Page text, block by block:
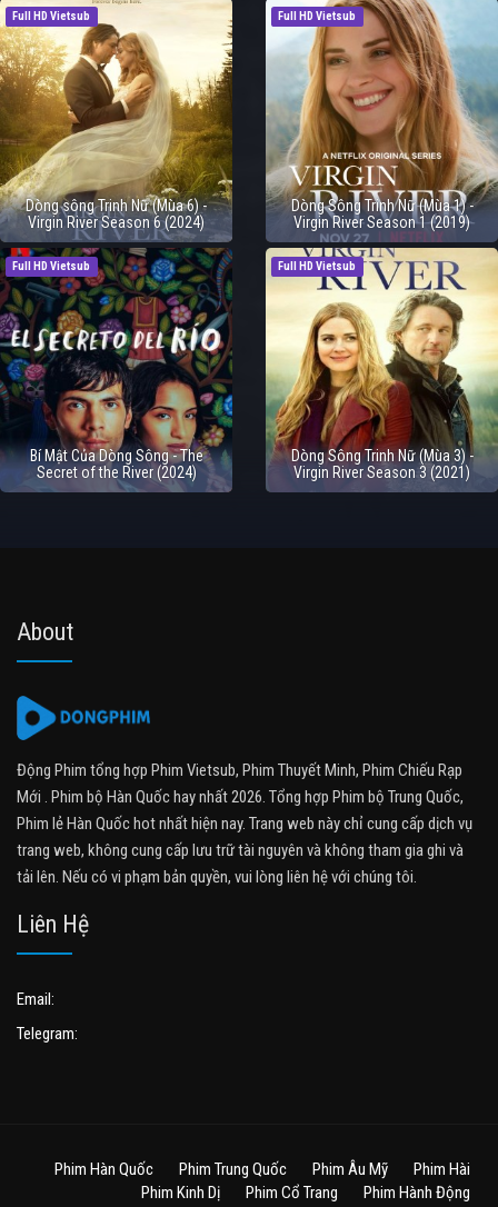
Full HD Vietsub
Dòng sông Trinh Nữ (Mùa 6) -
Virgin River Season 6 (2024)
Full HD Vietsub
Dòng Sông Trinh Nữ (Mùa 1) -
Virgin River Season 1 (2019)
Full HD Vietsub
Bí Mật Của Dòng Sông - The
Secret of the River (2024)
Full HD Vietsub
Dòng Sông Trinh Nữ (Mùa 3) -
Virgin River Season 3 (2021)
About
Động Phim tổng hợp Phim Vietsub, Phim Thuyết Minh, Phim Chiếu Rạp
Mới . Phim bộ Hàn Quốc hay nhất 2026. Tổng hợp Phim bộ Trung Quốc,
Phim lẻ Hàn Quốc hot nhất hiện nay. Trang web này chỉ cung cấp dịch vụ
trang web, không cung cấp lưu trữ tài nguyên và không tham gia ghi và
tải lên. Nếu có vi phạm bản quyền, vui lòng liên hệ với chúng tôi.
Liên Hệ
Email:
Telegram:
Phim Hàn Quốc Phim Trung Quốc Phim Âu Mỹ
Phim Hài
Phim Kinh Dị
Phim Cổ Trang Phim Hành Động